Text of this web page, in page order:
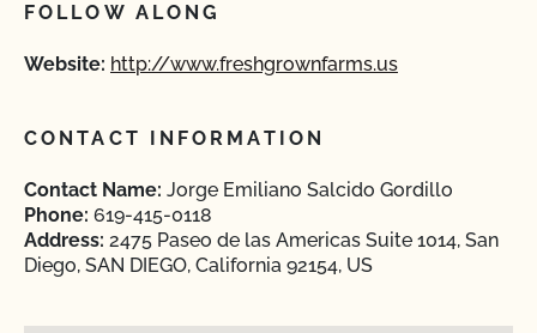
FOLLOW ALONG
Website: http://www.freshgrownfarms.us
CONTACT INFORMATION
Contact Name: Jorge Emiliano Salcido Gordillo
Phone: 619-415-0118
Address: 2475 Paseo de las Americas Suite 1014, San
Diego, SAN DIEGO, California 92154, US